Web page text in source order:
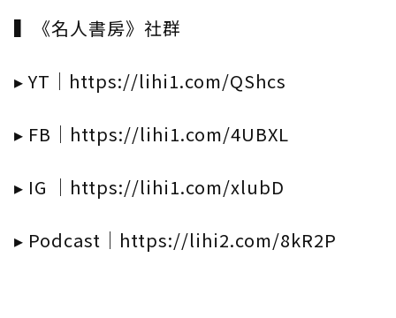
▍《名人書房》社群
▸ YT｜https://lihi1.com/QShcs
▸ FB｜https://lihi1.com/4UBXL
▸ IG ｜https://lihi1.com/xlubD
▸ Podcast｜https://lihi2.com/8kR2P